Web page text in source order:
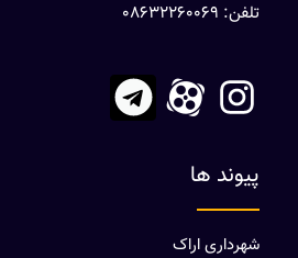
تلفن: 08632260069
پیوند ها
شهرداری اراک